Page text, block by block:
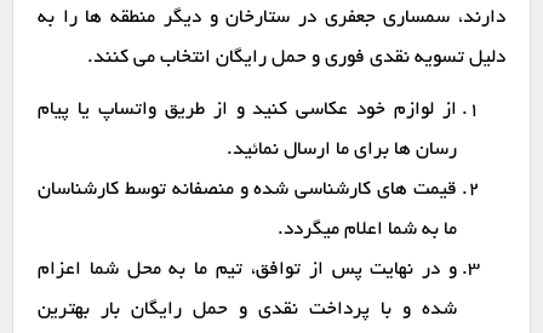
دارند، سمساری جعفری در ستارخان و دیگر منطقه ها را به
دلیل تسویه نقدی فوری و حمل رایگان انتخاب می کنند.
از لوازم خود عکاسی کنید و از طریق واتساپ یا پیام
رسان ها برای ما ارسال نمائید.
قیمت های کارشناسی شده و منصفانه توسط کارشناسان
ما به شما اعلام میگردد.
و در نهایت پس از توافق، تیم ما به محل شما اعزام
شده و با پرداخت نقدی و حمل رایگان بار بهترین